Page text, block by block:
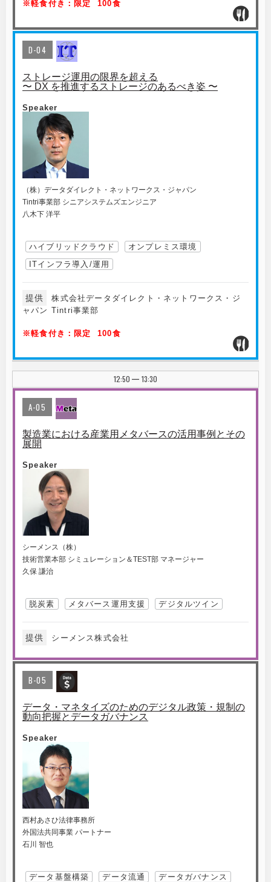
※軽食付き：限定 100食
D-04
ストレージ運用の限界を超える
〜 DX を推進するストレージのあるべき姿 〜
Speaker
（株）データダイレクト・ネットワークス・ジャパン
Tintri事業部 シニアシステムズエンジニア
八木下 洋平
ハイブリッドクラウド
オンプレミス環境
ITインフラ導入/運用
提供
株式会社データダイレクト・ネットワークス・ジ
ャパン Tintri事業部
※軽食付き：限定 100食
12:50 | 13:30
A-05
製造業における産業用メタバースの活用事例とその
展開
Speaker
シーメンス（株）
技術営業本部 シミュレーション＆TEST部 マネージャー
久保 謙治
脱炭素 メタバース運用支援 デジタルツイン
提供 シーメンス株式会社
B-05
データ・マネタイズのためのデジタル政策・規制の
動向把握とデータガバナンス
Speaker
西村あさひ法律事務所
外国法共同事業 パートナー
石川 智也
データ基盤構築 データ流通 データガバナンス